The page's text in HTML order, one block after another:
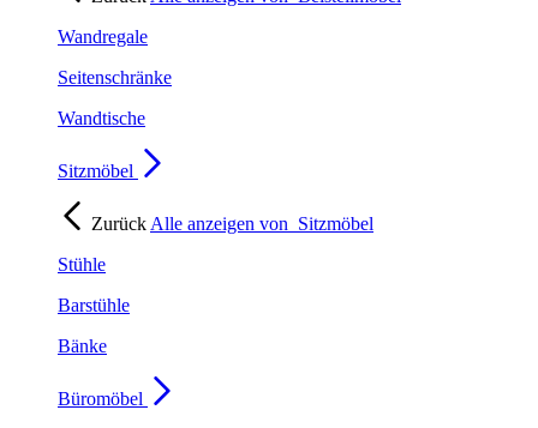
Wandregale
Seitenschränke
Wandtische
Sitzmöbel
Zurück Alle anzeigen von Sitzmöbel
Stühle
Barstühle
Bänke
Büromöbel